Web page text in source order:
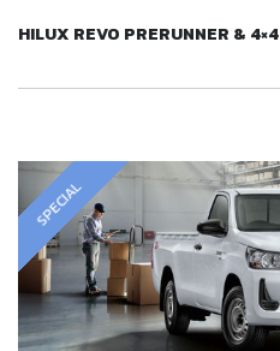
HILUX REVO PRERUNNER & 4×4
SPECIAL